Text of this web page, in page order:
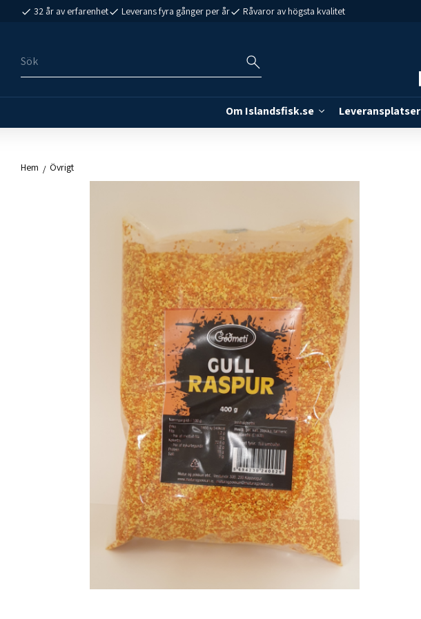
32 år av erfarenhet Leverans fyra gånger per år Råvaror av högsta kvalitet
Om Islandsfisk.se Leveransplatser
Hem Övrigt